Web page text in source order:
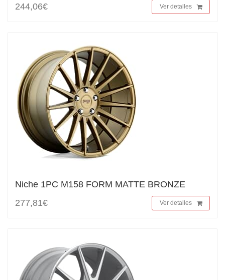
244,06€
Ver detalles
Niche 1PC M158 FORM MATTE BRONZE
277,81€
Ver detalles